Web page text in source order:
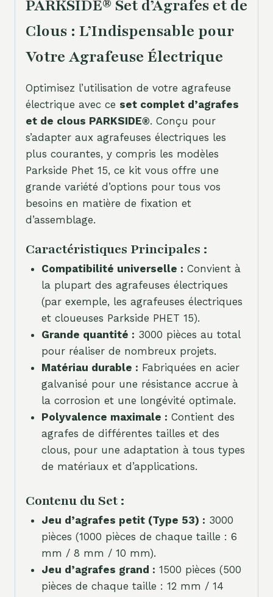
PARKSIDE® Set d’Agrafes et de
Clous : L’Indispensable pour
Votre Agrafeuse Électrique
Optimisez l’utilisation de votre agrafeuse
électrique avec ce set complet d’agrafes
et de clous PARKSIDE®. Conçu pour
s’adapter aux agrafeuses électriques les
plus courantes, y compris les modèles
Parkside Phet 15, ce kit vous offre une
grande variété d’options pour tous vos
besoins en matière de fixation et
d’assemblage.
Caractéristiques Principales :
Compatibilité universelle : Convient à
la plupart des agrafeuses électriques
(par exemple, les agrafeuses électriques
et cloueuses Parkside PHET 15).
Grande quantité : 3000 pièces au total
pour réaliser de nombreux projets.
Matériau durable : Fabriquées en acier
galvanisé pour une résistance accrue à
la corrosion et une longévité optimale.
Polyvalence maximale : Contient des
agrafes de différentes tailles et des
clous, pour une adaptation à tous types
de matériaux et d’applications.
Contenu du Set :
Jeu d’agrafes petit (Type 53) : 3000
pièces (1000 pièces de chaque taille : 6
mm / 8 mm / 10 mm).
Jeu d’agrafes grand : 1500 pièces (500
pièces de chaque taille : 12 mm / 14